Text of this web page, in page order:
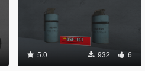
5.0 932 6